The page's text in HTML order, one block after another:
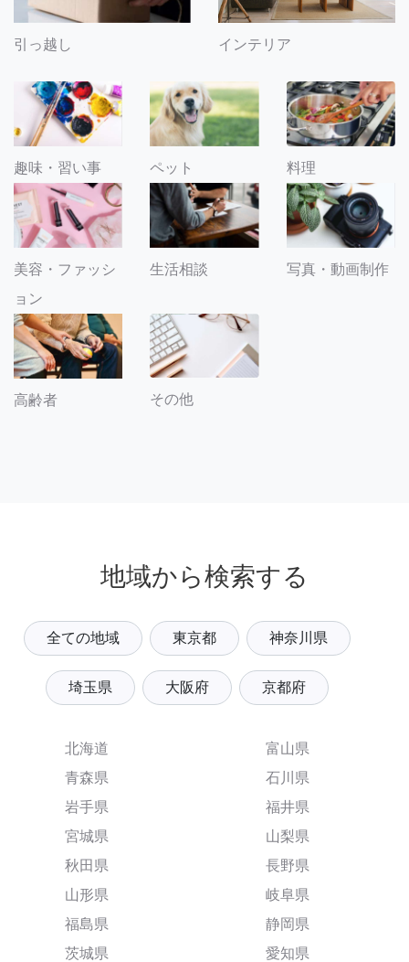
引っ越し インテリア
趣味・習い事 ペット 料理
美容・ファッシ
ョン
生活相談 写真・動画制作
高齢者 その他
地域から検索する
全ての地域 東京都 神奈川県
埼玉県 大阪府 京都府
北海道
青森県
岩手県
宮城県
秋田県
山形県
福島県
茨城県
富山県
石川県
福井県
山梨県
長野県
岐阜県
静岡県
愛知県